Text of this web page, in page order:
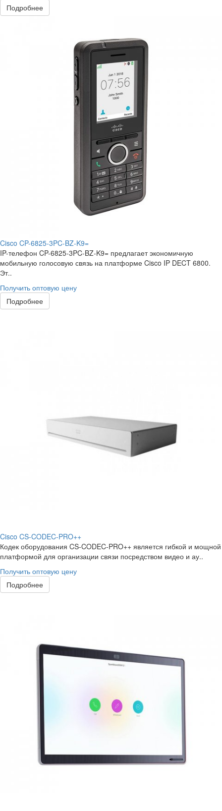
Подробнее
Cisco CP-6825-3PC-BZ-K9=
IP-телефон CP-6825-3PC-BZ-K9= предлагает экономичную
мобильную голосовую связь на платформе Cisco IP DECT 6800.
Эт..
Получить оптовую цену
Подробнее
Cisco CS-CODEC-PRO++
Кодек оборудования CS-CODEC-PRO++ является гибкой и мощной
платформой для организации связи посредством видео и ау..
Получить оптовую цену
Подробнее